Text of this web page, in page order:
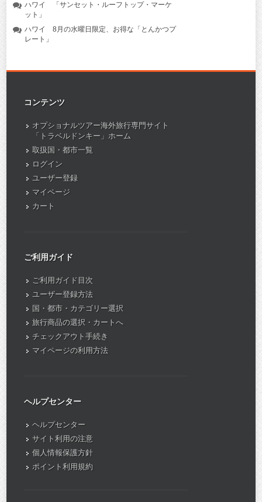
ハワイ 「サンセット・ルーフトップ・マーケ
ット」
ハワイ 8月の水曜日限定、お得な「とんかつプ
レート」
コンテンツ
オプショナルツアー海外旅行専門サイト
「トラベルドンキー」ホーム
取扱国・都市一覧
ログイン
ユーザー登録
マイページ
カート
ご利用ガイド
ご利用ガイド目次
ユーザー登録方法
国・都市・カテゴリー選択
旅行商品の選択・カートへ
チェックアウト手続き
マイページの利用方法
ヘルプセンター
ヘルプセンター
サイト利用の注意
個人情報保護方針
ポイント利用規約